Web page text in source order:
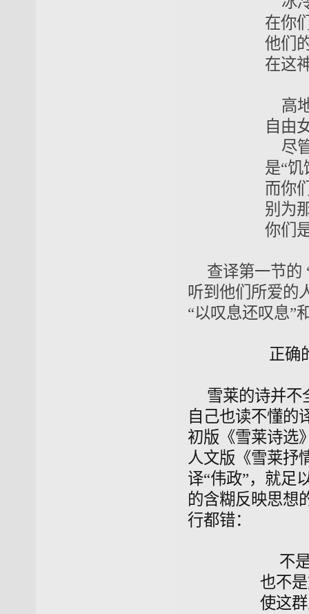
在你们的
他们的尸
在这神圣
高地，
自由女神
尽管那
是“饥馑”
而你们，
别为那合
你们是
查译第一节的
听到他们所爱的
“以叹息还叹息”
正确的
雪莱的诗并不
自己也读不懂的
初版《雪莱诗选
人文版《雪莱抒
译“伟政”，就足
的含糊反映思想
行都错：
不
也不
使这